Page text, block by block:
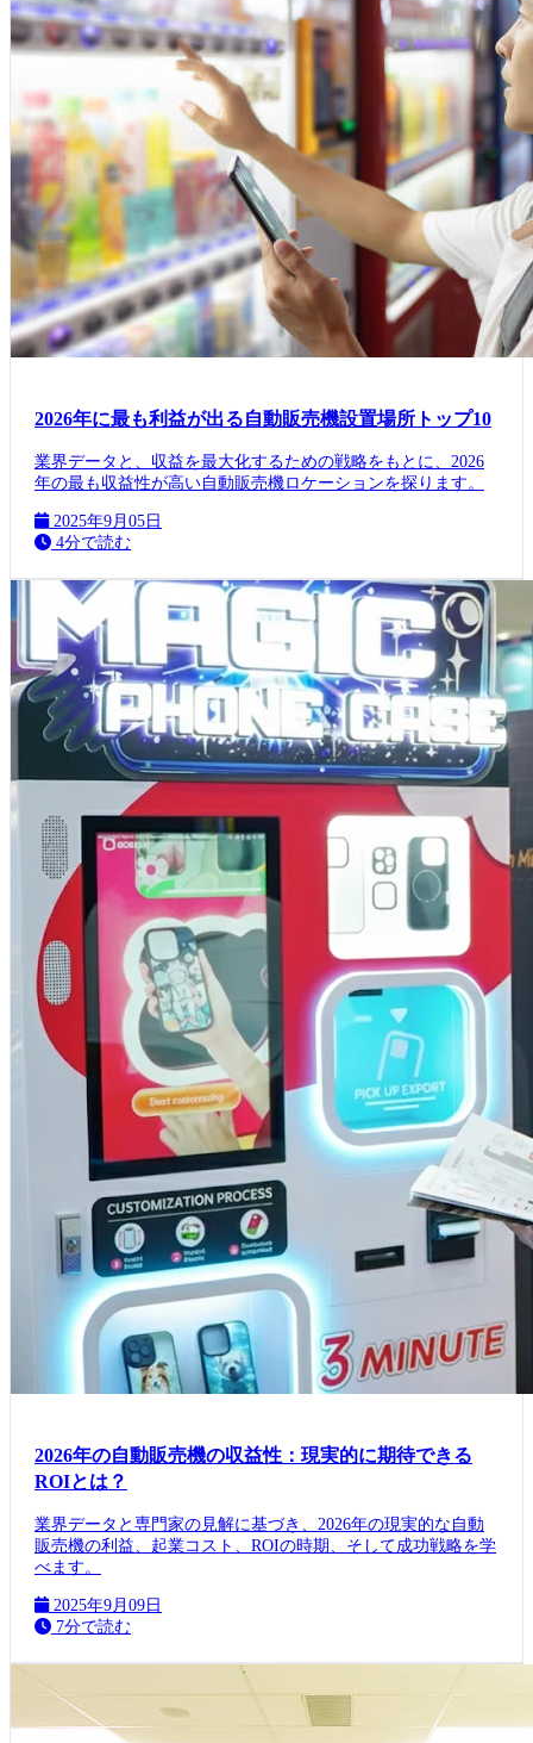
2026年に最も利益が出る自動販売機設置場所トップ10
業界データと、収益を最大化するための戦略をもとに、2026
年の最も収益性が高い自動販売機ロケーションを探ります。
2025年9月05日
4分で読む
2026年の自動販売機の収益性：現実的に期待できる
ROIとは？
業界データと専門家の見解に基づき、2026年の現実的な自動
販売機の利益、起業コスト、ROIの時期、そして成功戦略を学
べます。
2025年9月09日
7分で読む